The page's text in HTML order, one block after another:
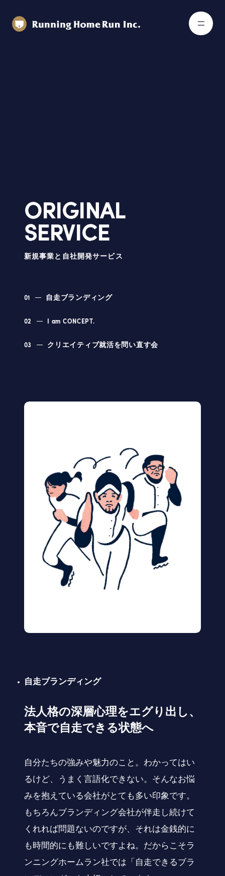
ORIGINAL
SERVICE
新規事業と自社開発サービス
01 自走ブランディング
02 I am CONCEPT.
03 クリエイティブ就活を問い直す会
自走ブランディング
法人格の深層心理をエグり出し、
本音で自走できる状態へ
自分たちの強みや魅力のこと。わかってはい
るけど、うまく言語化できない。そんなお悩
みを抱えている会社がとても多い印象です。
もちろんブランディング会社が伴走し続けて
くれれば問題ないのですが、それは金銭的に
も時間的にも難しいですよね。だからこそラ
ンニングホームラン社では「自走できるブラ